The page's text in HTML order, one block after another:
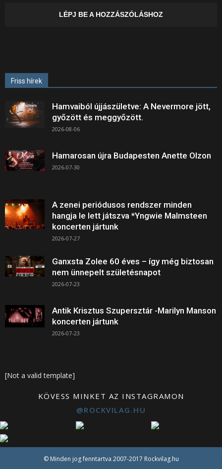
LÉPJ BE A HOZZÁSZÓLÁSHOZ
Friss hírek
Hamvaiból újjászületve: A Nevermore jött,
győzött és meggyőzött.
2026-08-06
Hamarosan újra Budapesten Anette Olzon
2026-07-30
A zenei periódusos rendszer minden
hangja le lett játszva *Yngwie Malmsteen
koncerten jártunk
2026-07-27
Ganxsta Zolee 60 éves – így még biztosan
nem ünnepelt születésnapot
2026-07-23
Antik Krisztus Szupersztár -Marilyn Manson
koncerten jártunk
2026-07-23
[Not a valid template]
KÖVESS MINKET AZ INSTAGRAMON
@ROCKVILAG.HU
© Minden jog fenntartva 2007-2017 Rockvilag.hu